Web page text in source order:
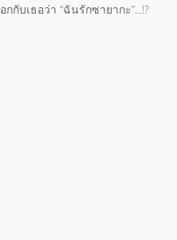
กับเธอว่า “ฉันรักซายากะ”...!?